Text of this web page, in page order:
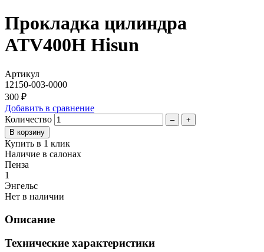
Прокладка цилиндра
ATV400H Hisun
Артикул
12150-003-0000
300 ₽
Добавить в сравнение
Количество
– +
Купить в 1 клик
Наличие в салонах
Пенза
1
Энгельс
Нет в наличии
Описание
Технические характеристики